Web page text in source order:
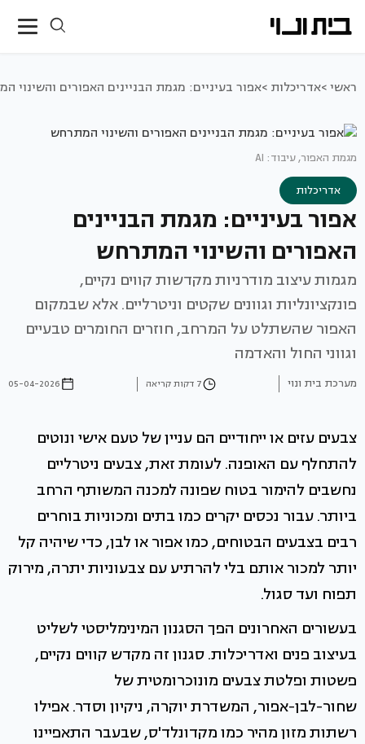
ראשי >אדריכלות >אפור בעיניים: מגמת הבניינים האפורים והשינוי
מגמת האפור, עיבוד: AI
אדריכלות
אפור בעיניים: מגמת הבניינים
האפורים והשינוי המתרחש
מגמות עיצוב מודרניות מקדשות קווים נקיים,
פונקציונליות וגוונים שקטים וניטרליים. אלא שבמקום
האפור שהשתלט על המרחב, חוזרים החומרים טבעיים
וגווני החול והאדמה
מערכת בית ונוי 7 דקות קריאה 05-04-2026
צבעים עזים או ייחודיים הם עניין של טעם אישי ונוטים
להתחלף עם האופנה. לעומת זאת, צבעים ניטרליים
נחשבים להימור בטוח שפונה למכנה המשותף הרחב
ביותר. עבור נכסים יקרים כמו בתים ומכוניות בוחרים
רבים בצבעים הבטוחים, כמו אפור או לבן, כדי שיהיה קל
יותר למכור אותם בלי להרתיע עם צבעוניות יתרה, מירוק
תפוח ועד סגול.
בעשורים האחרונים הפך הסגנון המינימליסטי לשליט
בעיצוב פנים ואדריכלות. סגנון זה מקדש קווים נקיים,
פשטות ופלטת צבעים מונוכרומטית של
שחור-לבן-אפור, המשדרת יוקרה, ניקיון וסדר. אפילו
רשתות מזון מהיר כמו מקדונלד'ס, שבעבר התאפיינו